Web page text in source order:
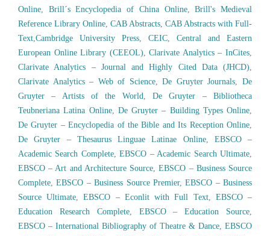
Online, Brill´s Encyclopedia of China Online,Brill's Medieval
Reference Library Online, CAB Abstracts, CAB Abstracts with Full-
Text,Cambridge University Press, CEIC, Central and Eastern
European Online Library (CEEOL),Clarivate Analytics – InCites,
Clarivate Analytics – Journal and Highly Cited Data (JHCD),
Clarivate Analytics – Web of Science,De Gruyter Journals,De
Gruyter – Artists of the World,De Gruyter – Bibliotheca
Teubneriana Latina Online, De Gruyter – Building Types Online,
De Gruyter – Encyclopedia of the Bible and Its Reception Online,
De Gruyter – Thesaurus Linguae Latinae Online, EBSCO –
Academic Search Complete,EBSCO – Academic Search Ultimate,
EBSCO – Art and Architecture Source,EBSCO – Business Source
Complete,EBSCO – Business Source Premier,EBSCO – Business
Source Ultimate,EBSCO – Econlit with Full Text, EBSCO –
Education Research Complete, EBSCO – Education Source,
EBSCO – International Bibliography of Theatre & Dance, EBSCO